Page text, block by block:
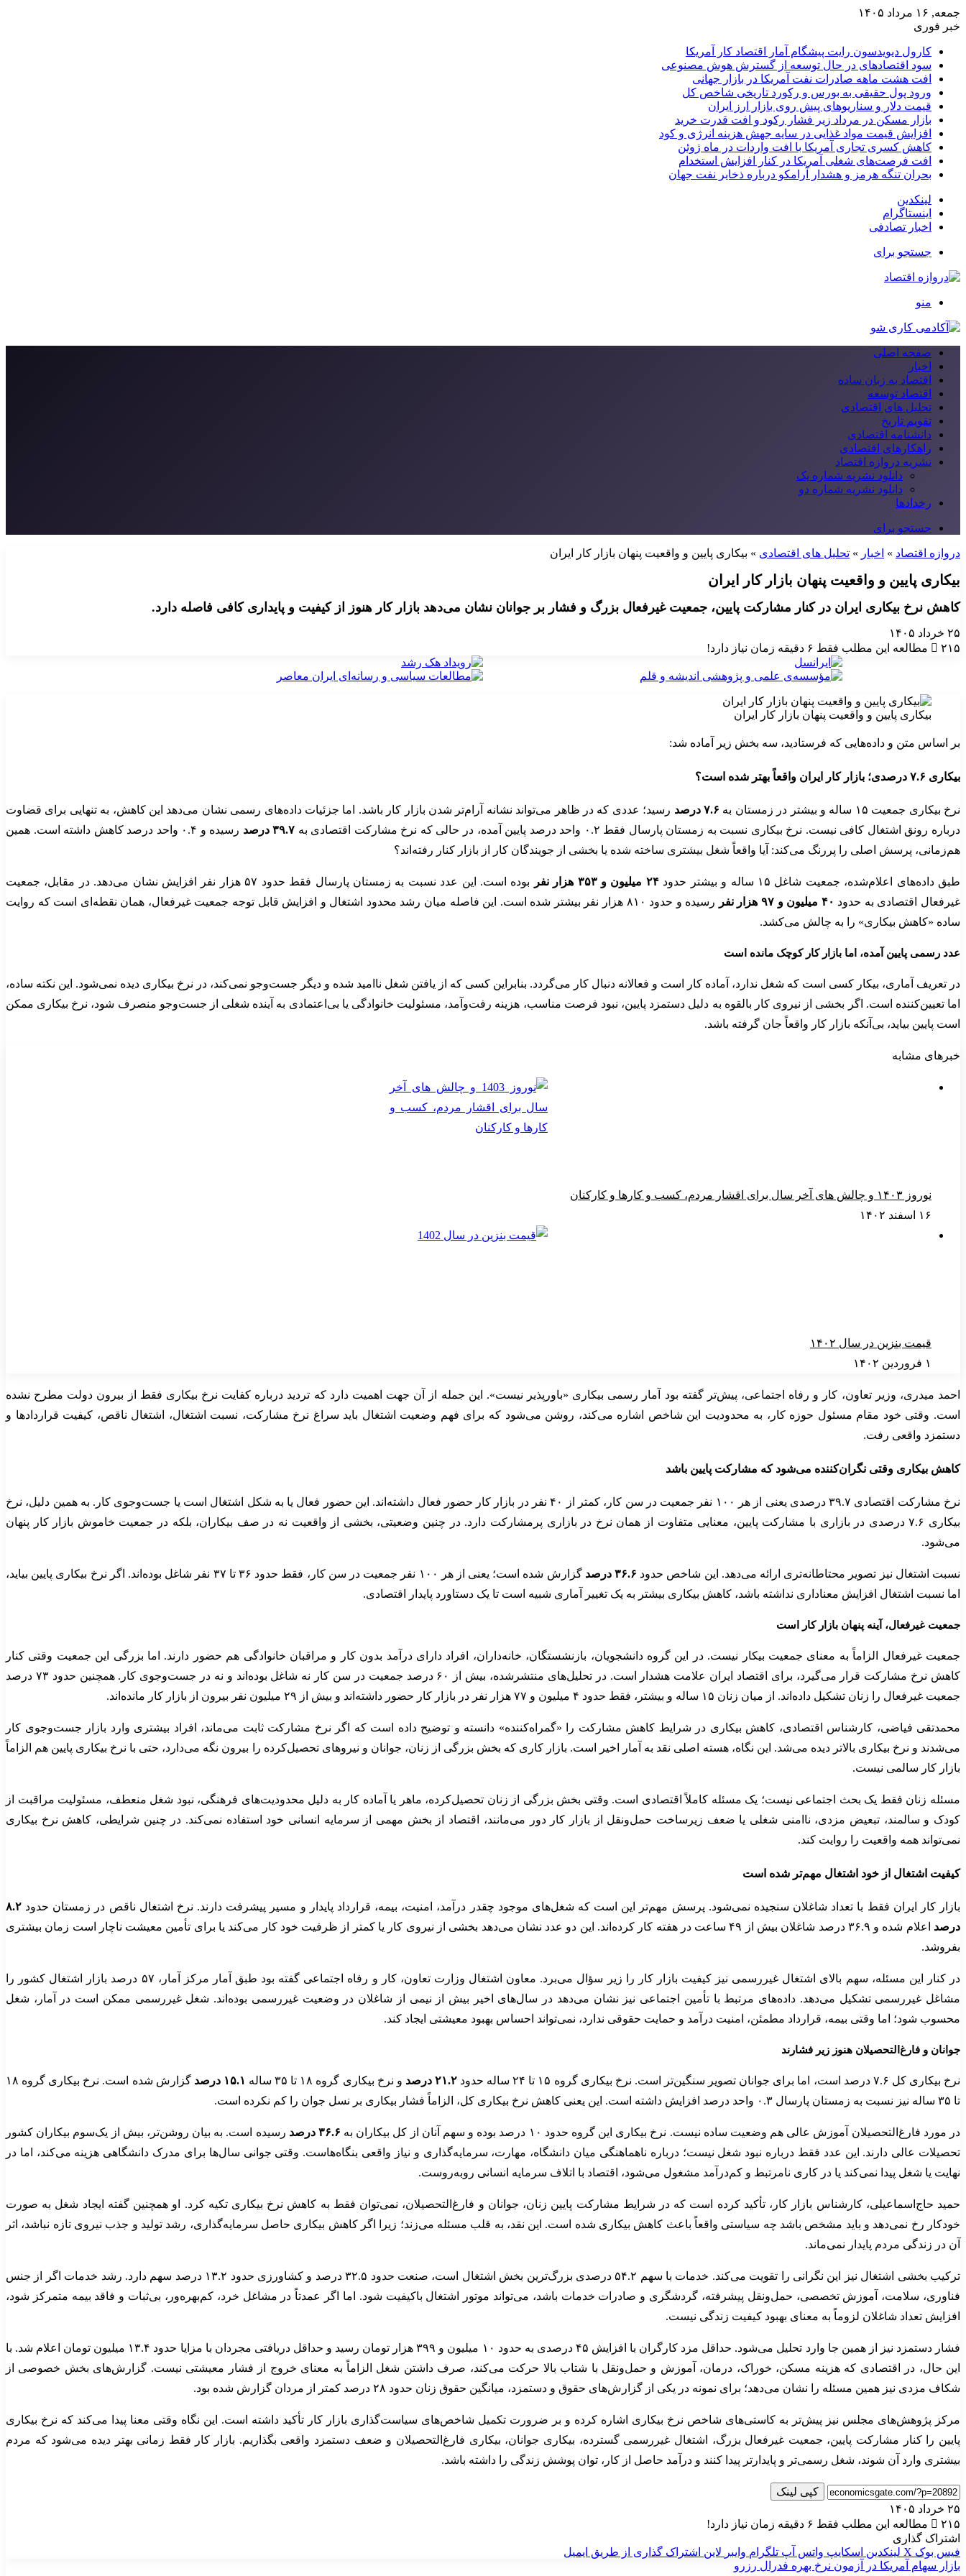
جمعه, ۱۶ مرداد ۱۴۰۵
خبر فوری
کارول دیویدسون رایت پیشگام آمار اقتصاد کار آمریکا
سود اقتصادهای در حال توسعه از گسترش هوش مصنوعی
افت هشت ماهه صادرات نفت آمریکا در بازار جهانی
ورود پول حقیقی به بورس و رکورد تاریخی شاخص کل
قیمت دلار و سناریوهای پیش روی بازار ارز ایران
بازار مسکن در مرداد زیر فشار رکود و افت قدرت خرید
افزایش قیمت مواد غذایی در سایه جهش هزینه انرژی و کود
کاهش کسری تجاری آمریکا با افت واردات در ماه ژوئن
افت فرصت‌های شغلی آمریکا در کنار افزایش استخدام
بحران تنگه هرمز و هشدار آرامکو درباره ذخایر نفت جهان
لینکدین
اینستاگرام
اخبار تصادفی
جستجو برای
منو
صفحه اصلی
اخبار
اقتصاد به زبان ساده
اقتصاد توسعه
تحلیل های اقتصادی
تقویم تاریخ
دانشنامه اقتصادی
راهکارهای اقتصادی
نشریه دروازه اقتصاد
دانلود نشریه شماره یک
دانلود نشریه شماره دو
رخدادها
جستجو برای
دروازه اقتصاد » اخبار » تحلیل های اقتصادی » بیکاری پایین و واقعیت پنهان بازار کار ایران
بیکاری پایین و واقعیت پنهان بازار کار ایران
کاهش نرخ بیکاری ایران در کنار مشارکت پایین، جمعیت غیرفعال بزرگ و فشار بر جوانان نشان می‌دهد بازار کار هنوز از کیفیت و پایداری کافی فاصله دارد.
۲۵ خرداد ۱۴۰۵
۲۱۵
مطالعه این مطلب فقط ۶ دقیقه زمان نیاز دارد!
بیکاری پایین و واقعیت پنهان بازار کار ایران
بر اساس متن و داده‌هایی که فرستادید، سه بخش زیر آماده شد:
بیکاری ۷.۶ درصدی؛ بازار کار ایران واقعاً بهتر شده است؟
نرخ بیکاری جمعیت ۱۵ ساله و بیشتر در زمستان به ۷.۶ درصد
رسید؛ عددی که در ظاهر می‌تواند نشانه آرام‌تر شدن بازار کار باشد. اما جزئیات داده‌های رسمی نشان می‌دهد این کاهش، به تنهایی برای قضاوت
درباره رونق اشتغال کافی نیست. نرخ بیکاری نسبت به زمستان پارسال فقط ۰.۲ واحد درصد پایین آمده، در حالی که نرخ مشارکت اقتصادی به
۳۹.۷ درصد
رسیده و ۰.۴ واحد درصد کاهش داشته است. همین
هم‌زمانی، پرسش اصلی را پررنگ می‌کند: آیا واقعاً شغل بیشتری ساخته شده یا بخشی از جویندگان کار از بازار کنار رفته‌اند؟
طبق داده‌های اعلام‌شده، جمعیت شاغل ۱۵ ساله و بیشتر حدود ۲۴ میلیون و ۳۵۳ هزار نفر
بوده است. این عدد نسبت به زمستان پارسال فقط حدود ۵۷ هزار نفر افزایش نشان می‌دهد. در مقابل، جمعیت
غیرفعال اقتصادی به حدود ۴۰ میلیون و ۹۷ هزار نفر
رسیده و حدود ۸۱۰ هزار نفر بیشتر شده است. این فاصله میان رشد محدود اشتغال و افزایش قابل توجه جمعیت غیرفعال، همان نقطه‌ای است که روایت
ساده «کاهش بیکاری» را به چالش می‌کشد.
عدد رسمی پایین آمده، اما بازار کار کوچک مانده است
در تعریف آماری، بیکار کسی است که شغل ندارد، آماده کار است و فعالانه دنبال کار می‌گردد. بنابراین کسی که از یافتن شغل ناامید شده و دیگر جست‌وجو نمی‌کند، در نرخ بیکاری دیده نمی‌شود. این نکته ساده،
اما تعیین‌کننده است. اگر بخشی از نیروی کار بالقوه به دلیل دستمزد پایین، نبود فرصت مناسب، هزینه رفت‌وآمد، مسئولیت خانوادگی یا بی‌اعتمادی به آینده شغلی از جست‌وجو منصرف شود، نرخ بیکاری ممکن
است پایین بیاید، بی‌آنکه بازار کار واقعاً جان گرفته باشد.
خبرهای مشابه
نوروز ۱۴۰۳ و چالش های آخر سال برای اقشار مردم، کسب و کارها و کارکنان
۱۶ اسفند ۱۴۰۲
قیمت بنزین در سال ۱۴۰۲
۱ فروردین ۱۴۰۲
احمد میدری، وزیر تعاون، کار و رفاه اجتماعی، پیش‌تر گفته بود آمار رسمی بیکاری «باورپذیر نیست». این جمله از آن جهت اهمیت دارد که تردید درباره کفایت نرخ بیکاری فقط از بیرون دولت مطرح نشده
است. وقتی خود مقام مسئول حوزه کار، به محدودیت این شاخص اشاره می‌کند، روشن می‌شود که برای فهم وضعیت اشتغال باید سراغ نرخ مشارکت، نسبت اشتغال، اشتغال ناقص، کیفیت قراردادها و
دستمزد واقعی رفت.
کاهش بیکاری وقتی نگران‌کننده می‌شود که مشارکت پایین باشد
نرخ مشارکت اقتصادی ۳۹.۷ درصدی یعنی از هر ۱۰۰ نفر جمعیت در سن کار، کمتر از ۴۰ نفر در بازار کار حضور فعال داشته‌اند. این حضور فعال یا به شکل اشتغال است یا جست‌وجوی کار. به همین دلیل، نرخ
بیکاری ۷.۶ درصدی در بازاری با مشارکت پایین، معنایی متفاوت از همان نرخ در بازاری پرمشارکت دارد. در چنین وضعیتی، بخشی از واقعیت نه در صف بیکاران، بلکه در جمعیت خاموش بازار کار پنهان
می‌شود.
نسبت اشتغال نیز تصویر محتاطانه‌تری ارائه می‌دهد. این شاخص حدود ۳۶.۶ درصد
گزارش شده است؛ یعنی از هر ۱۰۰ نفر جمعیت در سن کار، فقط حدود ۳۶ تا ۳۷ نفر شاغل بوده‌اند. اگر نرخ بیکاری پایین بیاید،
اما نسبت اشتغال افزایش معناداری نداشته باشد، کاهش بیکاری بیشتر به یک تغییر آماری شبیه است تا یک دستاورد پایدار اقتصادی.
جمعیت غیرفعال، آینه پنهان بازار کار است
جمعیت غیرفعال الزاماً به معنای جمعیت بیکار نیست. در این گروه دانشجویان، بازنشستگان، خانه‌داران، افراد دارای درآمد بدون کار و مراقبان خانوادگی هم حضور دارند. اما بزرگی این جمعیت وقتی کنار
کاهش نرخ مشارکت قرار می‌گیرد، برای اقتصاد ایران علامت هشدار است. در تحلیل‌های منتشرشده، بیش از ۶۰ درصد جمعیت در سن کار نه شاغل بوده‌اند و نه در جست‌وجوی کار. همچنین حدود ۷۳ درصد
جمعیت غیرفعال را زنان تشکیل داده‌اند. از میان زنان ۱۵ ساله و بیشتر، فقط حدود ۴ میلیون و ۷۷ هزار نفر در بازار کار حضور داشته‌اند و بیش از ۲۹ میلیون نفر بیرون از بازار کار مانده‌اند.
محمدتقی فیاضی، کارشناس اقتصادی، کاهش بیکاری در شرایط کاهش مشارکت را «گمراه‌کننده» دانسته و توضیح داده است که اگر نرخ مشارکت ثابت می‌ماند، افراد بیشتری وارد بازار جست‌وجوی کار
می‌شدند و نرخ بیکاری بالاتر دیده می‌شد. این نگاه، هسته اصلی نقد به آمار اخیر است. بازار کاری که بخش بزرگی از زنان، جوانان و نیروهای تحصیل‌کرده را بیرون نگه می‌دارد، حتی با نرخ بیکاری پایین هم الزاماً
بازار کار سالمی نیست.
مسئله زنان فقط یک بحث اجتماعی نیست؛ یک مسئله کاملاً اقتصادی است. وقتی بخش بزرگی از زنان تحصیل‌کرده، ماهر یا آماده کار به دلیل محدودیت‌های فرهنگی، نبود شغل منعطف، مسئولیت مراقبت از
کودک و سالمند، تبعیض مزدی، ناامنی شغلی یا ضعف زیرساخت حمل‌ونقل از بازار کار دور می‌مانند، اقتصاد از بخش مهمی از سرمایه انسانی خود استفاده نمی‌کند. در چنین شرایطی، کاهش نرخ بیکاری
نمی‌تواند همه واقعیت را روایت کند.
کیفیت اشتغال از خود اشتغال مهم‌تر شده است
بازار کار ایران فقط با تعداد شاغلان سنجیده نمی‌شود. پرسش مهم‌تر این است که شغل‌های موجود چقدر درآمد، امنیت، بیمه، قرارداد پایدار و مسیر پیشرفت دارند. نرخ اشتغال ناقص در زمستان حدود ۸.۲
درصد
اعلام شده و ۳۶.۹ درصد شاغلان بیش از ۴۹ ساعت در هفته کار کرده‌اند. این دو عدد نشان می‌دهد بخشی از نیروی کار یا کمتر از ظرفیت خود کار می‌کند یا برای تأمین معیشت ناچار است زمان بیشتری
بفروشد.
در کنار این مسئله، سهم بالای اشتغال غیررسمی نیز کیفیت بازار کار را زیر سؤال می‌برد. معاون اشتغال وزارت تعاون، کار و رفاه اجتماعی گفته بود طبق آمار مرکز آمار، ۵۷ درصد بازار اشتغال کشور را
مشاغل غیررسمی تشکیل می‌دهد. داده‌های مرتبط با تأمین اجتماعی نیز نشان می‌دهد در سال‌های اخیر بیش از نیمی از شاغلان در وضعیت غیررسمی بوده‌اند. شغل غیررسمی ممکن است در آمار، شغل
محسوب شود؛ اما وقتی بیمه، قرارداد مطمئن، امنیت درآمد و حمایت حقوقی ندارد، نمی‌تواند احساس بهبود معیشتی ایجاد کند.
جوانان و فارغ‌التحصیلان هنوز زیر فشارند
نرخ بیکاری کل ۷.۶ درصد است، اما برای جوانان تصویر سنگین‌تر است. نرخ بیکاری گروه ۱۵ تا ۲۴ ساله حدود ۲۱.۲ درصد و نرخ بیکاری گروه ۱۸ تا ۳۵ ساله ۱۵.۱ درصد
گزارش شده است. نرخ بیکاری گروه ۱۸
تا ۳۵ ساله نیز نسبت به زمستان پارسال ۰.۳ واحد درصد افزایش داشته است. این یعنی کاهش نرخ بیکاری کل، الزاماً فشار بیکاری بر نسل جوان را کم نکرده است.
در مورد فارغ‌التحصیلان آموزش عالی هم وضعیت ساده نیست. نرخ بیکاری این گروه حدود ۱۰ درصد بوده و سهم آنان از کل بیکاران به ۳۶.۶ درصد
رسیده است. به بیان روشن‌تر، بیش از یک‌سوم بیکاران کشور
تحصیلات عالی دارند. این عدد فقط درباره نبود شغل نیست؛ درباره ناهماهنگی میان دانشگاه، مهارت، سرمایه‌گذاری و نیاز واقعی بنگاه‌هاست. وقتی جوانی سال‌ها برای مدرک دانشگاهی هزینه می‌کند، اما در
نهایت یا شغل پیدا نمی‌کند یا در کاری نامرتبط و کم‌درآمد مشغول می‌شود، اقتصاد با اتلاف سرمایه انسانی روبه‌روست.
حمید حاج‌اسماعیلی، کارشناس بازار کار، تأکید کرده است که در شرایط مشارکت پایین زنان، جوانان و فارغ‌التحصیلان، نمی‌توان فقط به کاهش نرخ بیکاری تکیه کرد. او همچنین گفته ایجاد شغل به صورت
خودکار رخ نمی‌دهد و باید مشخص باشد چه سیاستی واقعاً باعث کاهش بیکاری شده است. این نقد، به قلب مسئله می‌زند؛ زیرا اگر کاهش بیکاری حاصل سرمایه‌گذاری، رشد تولید و جذب نیروی تازه نباشد، اثر
آن در زندگی مردم پایدار نمی‌ماند.
ترکیب بخشی اشتغال نیز این نگرانی را تقویت می‌کند. خدمات با سهم ۵۴.۲ درصدی بزرگ‌ترین بخش اشتغال است، صنعت حدود ۳۲.۵ درصد و کشاورزی حدود ۱۳.۲ درصد سهم دارد. رشد خدمات اگر از جنس
فناوری، سلامت، آموزش تخصصی، حمل‌ونقل پیشرفته، گردشگری و صادرات خدمات باشد، می‌تواند موتور اشتغال باکیفیت شود. اما اگر عمدتاً در مشاغل خرد، کم‌بهره‌ور، بی‌ثبات و فاقد بیمه متمرکز شود،
افزایش تعداد شاغلان لزوماً به معنای بهبود کیفیت زندگی نیست.
فشار دستمزد نیز از همین جا وارد تحلیل می‌شود. حداقل مزد کارگران با افزایش ۴۵ درصدی به حدود ۱۰ میلیون و ۳۹۹ هزار تومان رسید و حداقل دریافتی مجردان با مزایا حدود ۱۳.۴ میلیون تومان اعلام شد. با
این حال، در اقتصادی که هزینه مسکن، خوراک، درمان، آموزش و حمل‌ونقل با شتاب بالا حرکت می‌کند، صرف داشتن شغل الزاماً به معنای خروج از فشار معیشتی نیست. گزارش‌های بخش خصوصی از
شکاف مزدی نیز همین مسئله را نشان می‌دهد؛ برای نمونه در یکی از گزارش‌های حقوق و دستمزد، میانگین حقوق زنان حدود ۲۸ درصد کمتر از مردان گزارش شده بود.
مرکز پژوهش‌های مجلس نیز پیش‌تر به کاستی‌های شاخص نرخ بیکاری اشاره کرده و بر ضرورت تکمیل شاخص‌های سیاست‌گذاری بازار کار تأکید داشته است. این نگاه وقتی معنا پیدا می‌کند که نرخ بیکاری
پایین را کنار مشارکت پایین، جمعیت غیرفعال بزرگ، اشتغال غیررسمی گسترده، بیکاری جوانان، بیکاری فارغ‌التحصیلان و ضعف دستمزد واقعی بگذاریم. بازار کار فقط زمانی بهتر دیده می‌شود که مردم
بیشتری وارد آن شوند، شغل رسمی‌تر و پایدارتر پیدا کنند و درآمد حاصل از کار، توان پوشش زندگی را داشته باشد.
کپی لینک
۲۵ خرداد ۱۴۰۵
۲۱۵
مطالعه این مطلب فقط ۶ دقیقه زمان نیاز دارد!
اشتراک گذاری
فیس بوک X لینکدین اسکایپ واتس آپ تلگرام وایبر لاین اشتراک گذاری از طریق ایمیل
بازار سهام آمریکا در آزمون نرخ بهره فدرال رزرو